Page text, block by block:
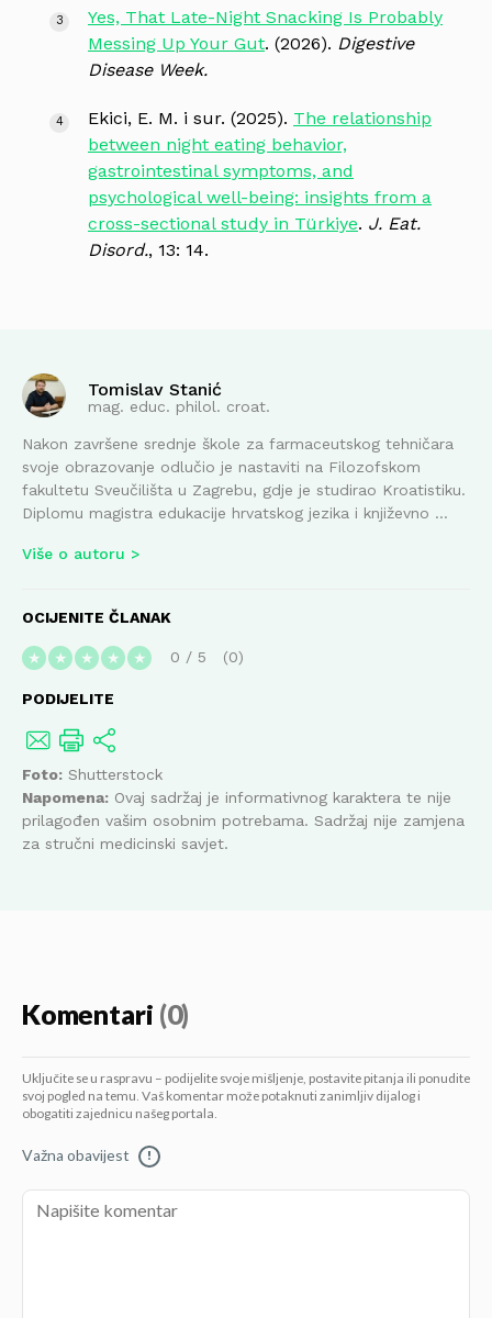
Yes, That Late-Night Snacking Is Probably
Messing Up Your Gut. (2026). Digestive
Disease Week.
Ekici, E. M. i sur. (2025). The relationship
between night eating behavior,
gastrointestinal symptoms, and
psychological well-being: insights from a
cross-sectional study in Türkiye. J. Eat.
Disord., 13: 14.
Tomislav Stanić
mag. educ. philol. croat.
Nakon završene srednje škole za farmaceutskog tehničara
svoje obrazovanje odlučio je nastaviti na Filozofskom
fakultetu Sveučilišta u Zagrebu, gdje je studirao Kroatistiku.
Diplomu magistra edukacije hrvatskog jezika i književno ...
Više o autoru
OCIJENITE ČLANAK
★ ★ ★ ★ ★ 0 / 5 0
PODIJELITE
Foto: Shutterstock
Napomena: Ovaj sadržaj je informativnog karaktera te nije
prilagođen vašim osobnim potrebama. Sadržaj nije zamjena
za stručni medicinski savjet.
Komentari (0)
Uključite se u raspravu – podijelite svoje mišljenje, postavite pitanja ili ponudite
svoj pogled na temu. Vaš komentar može potaknuti zanimljiv dijalog i
obogatiti zajednicu našeg portala.
Važna obavijest !